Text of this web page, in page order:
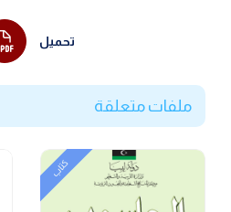
تحميل
ملفات متعلقة
كتاب